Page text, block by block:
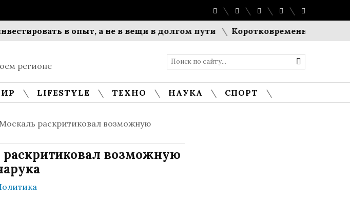
в опыт, а не в вещи в долгом пути
Коротковременный спад
регионе
LIFESTYLE ТЕХНО НАУКА
СПОРТ
раскритиковал возможную
возможную